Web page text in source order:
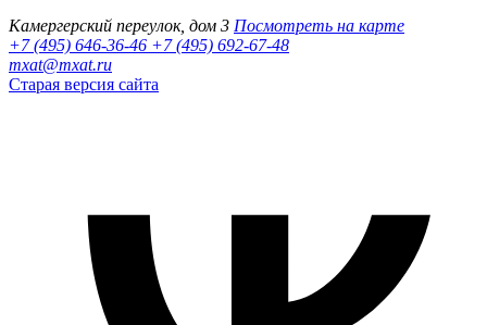
Камергерский переулок, дом 3 Посмотреть на карте
+7 (495) 646-36-46 +7 (495) 692-67-48‬
mxat@mxat.ru
Старая версия сайта